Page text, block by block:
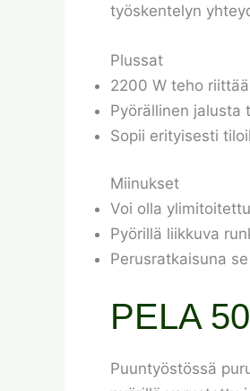
työskentelyn
Plussat
2200 W teho
Pyörällinen jalusta
Sopii erityisesti
Miinukset
Voi olla
Pyörillä liikkuva
Perusratkaisuna
PELA
Puuntyöstössä